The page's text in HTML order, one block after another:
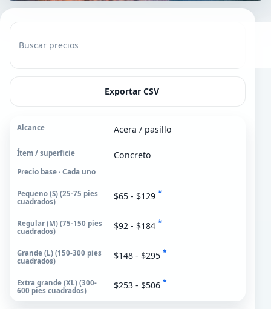
Buscar precios
Exportar CSV
Alcance
Ítem / superficie
25-75 pies cuadrados
Regular (M)
75-150 pies cuadrados
Grande (L)
150-300 pies cuadrados
Extra grande (XL)
Acera / pasillo
Concreto
Precio base · Cada uno
$65 - $129 *
$92 - $184 *
$148 - $295 *
$253 - $506 *